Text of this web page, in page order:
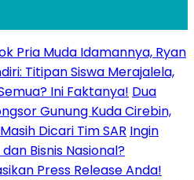
Pria Muda Idamannya, Ryan
Titipan Siswa Merajalela,
Ini Faktanya! Dua
Gunung Kuda Cirebin,
Dicari Tim SAR Ingin
Bisnis Nasional?
Press Release Anda!